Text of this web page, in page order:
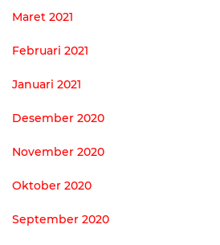
Maret 2021
Februari 2021
Januari 2021
Desember 2020
November 2020
Oktober 2020
September 2020